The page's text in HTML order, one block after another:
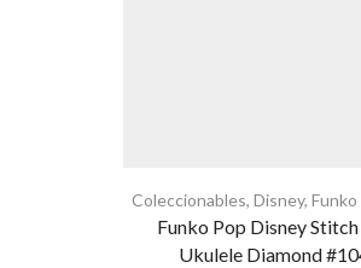
Coleccionables, Disney, Funko
Funko Pop Disney
Ukulele Diamond